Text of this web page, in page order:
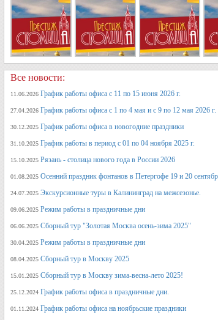
Все новости:
11.06.2026 График работы офиса с 11 по 15 июня 2026 г.
27.04.2026 График работы офиса с 1 по 4 мая и с 9 по 12 мая 2026 г.
30.12.2025 График работы офиса в новогодние праздники
31.10.2025 График работы в период с 01 по 04 ноября 2025 г.
15.10.2025 Рязань - столица нового года в России 2026
01.08.2025 Осенний праздник фонтанов в Петергофе 19 и 20
24.07.2025 Экскурсионные туры в Калининград на межсезонье.
09.06.2025 Режим работы в праздничные дни
06.06.2025 Сборный тур "Золотая Москва осень-зима 2025"
30.04.2025 Режим работы в праздничные дни
08.04.2025 Сборный тур в Москву 2025
15.01.2025 Сборный тур в Москву зима-весна-лето 2025!
25.12.2024 График работы офиса в праздничные дни.
01.11.2024 График работы офиса на ноябрьские праздники